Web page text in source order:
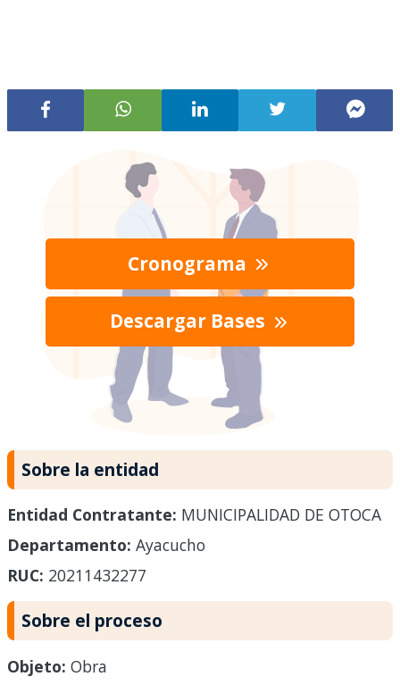
Cronograma
Descargar Bases
Sobre la entidad
Entidad Contratante: MUNICIPALIDAD DE OTOCA
Departamento: Ayacucho
RUC: 20211432277
Sobre el proceso
Objeto: Obra